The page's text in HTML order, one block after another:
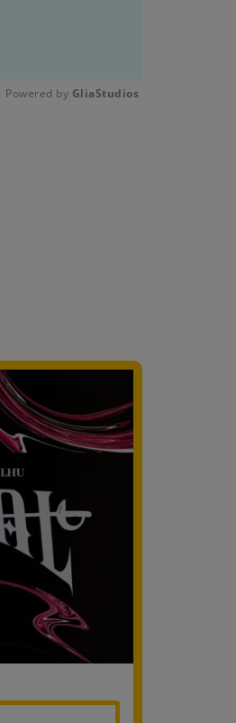
Powered by GliaStudios